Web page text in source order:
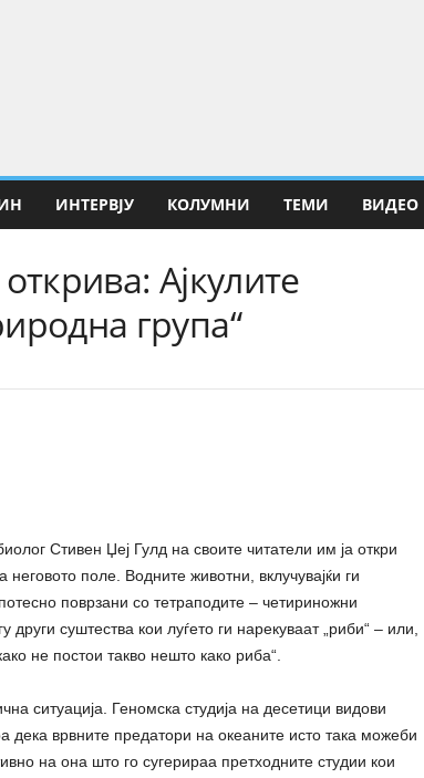
ИНТЕРВЈУ КОЛУМНИ ТЕМИ ВИДЕО
Ајкулите
група“
Стивен Џеј Гулд на своите читатели им ја откри
поле. Водните животни, вклучувајќи ги
поврзани со тетраподите – четириножни
други суштества кои луѓето ги нарекуваат „риби“ – или,
не постои такво нешто како риба“.
ситуација. Геномска студија на десетици видови
дека врвните предатори на океаните исто така можеби
на она што го сугерираа претходните студии кои